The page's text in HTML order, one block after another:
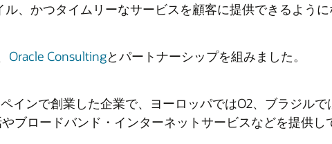
、かつタイムリーなサービスを顧客に提供できるように
Oracle Consultingとパートナーシップを組みました。
インで創業した企業で、ヨーロッパではO2、ブラジル
ブロードバンド・インターネットサービスなどを提供し